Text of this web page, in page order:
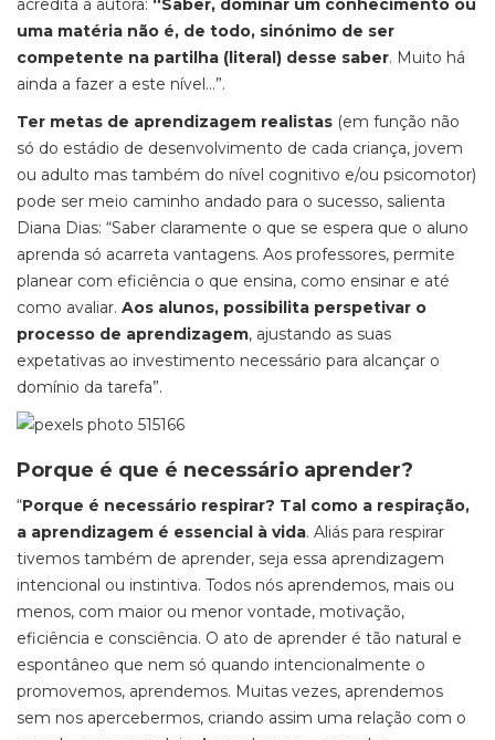
acredita a autora: “Saber, dominar um conhecimento ou
uma matéria não é, de todo, sinónimo de ser
competente na partilha (literal) desse saber. Muito há
ainda a fazer a este nível…”.
Ter metas de aprendizagem realistas (em função não
só do estádio de desenvolvimento de cada criança, jovem
ou adulto mas também do nível cognitivo e/ou psicomotor)
pode ser meio caminho andado para o sucesso, salienta
Diana Dias: “Saber claramente o que se espera que o aluno
aprenda só acarreta vantagens. Aos professores, permite
planear com eficiência o que ensina, como ensinar e até
como avaliar. Aos alunos, possibilita perspetivar o
processo de aprendizagem, ajustando as suas
expetativas ao investimento necessário para alcançar o
domínio da tarefa”.
Porque é que é necessário aprender?
“Porque é necessário respirar? Tal como a respiração,
a aprendizagem é essencial à vida. Aliás para respirar
tivemos também de aprender, seja essa aprendizagem
intencional ou instintiva. Todos nós aprendemos, mais ou
menos, com maior ou menor vontade, motivação,
eficiência e consciência. O ato de aprender é tão natural e
espontâneo que nem só quando intencionalmente o
promovemos, aprendemos. Muitas vezes, aprendemos
sem nos apercebermos, criando assim uma relação com o